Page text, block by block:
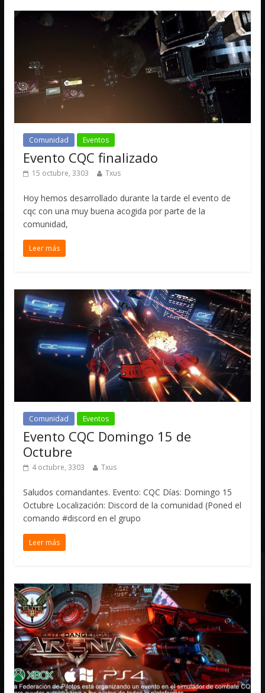
Comunidad Eventos
Evento CQC finalizado
15 octubre, 3303 Txus
Hoy hemos desarrollado durante la tarde el evento de
cqc con una muy buena acogida por parte de la
comunidad,
Leer más
Comunidad Eventos
Evento CQC Domingo 15 de
Octubre
4 octubre, 3303 Txus
Saludos comandantes. Evento: CQC Días: Domingo 15
Octubre Localización: Discord de la comunidad (Poned el
comando #discord en el grupo
Leer más